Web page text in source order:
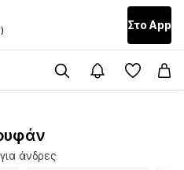
Στο Αpp
άνδρες